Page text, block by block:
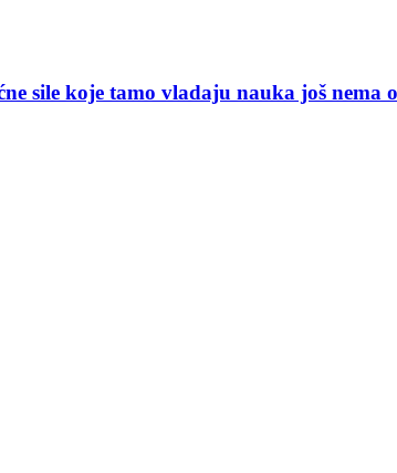
sile koje tamo vladaju nauka još